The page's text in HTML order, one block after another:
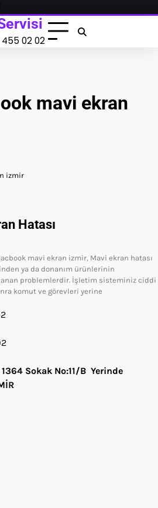
02 02
mavi ekran
izmir
Hatası
mavi ekran izmir, Mavi ekran hatası
ya da donanım ürünlerinin
problemlerdir. İşletim sisteminiz ciddi
komut ve görevleri yerine
Sokak No:11/B Yerinde